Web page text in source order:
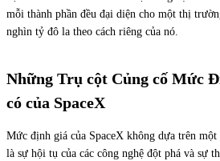
mỗi thành phần đều đại diện cho một thị
nghìn tỷ đô la theo cách riêng của nó.
Những Trụ cột Củng cố Mức
có của SpaceX
Mức định giá của SpaceX không dựa trên
là sự hội tụ của các công nghệ đột phá và sự